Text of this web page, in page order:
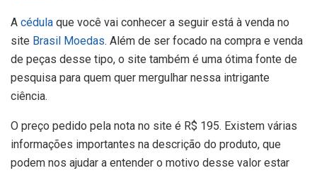
A cédula que você vai conhecer a seguir está à venda no
site Brasil Moedas. Além de ser focado na compra e venda
de peças desse tipo, o site também é uma ótima fonte de
pesquisa para quem quer mergulhar nessa intrigante
ciência.
O preço pedido pela nota no site é R$ 195. Existem várias
informações importantes na descrição do produto, que
podem nos ajudar a entender o motivo desse valor estar